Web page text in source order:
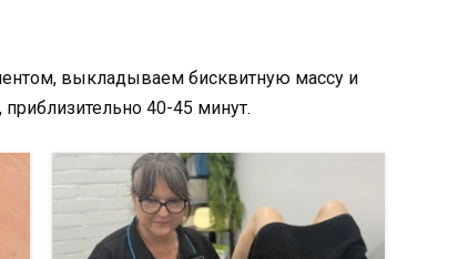
выкладываем бисквитную массу и
40-45 минут.